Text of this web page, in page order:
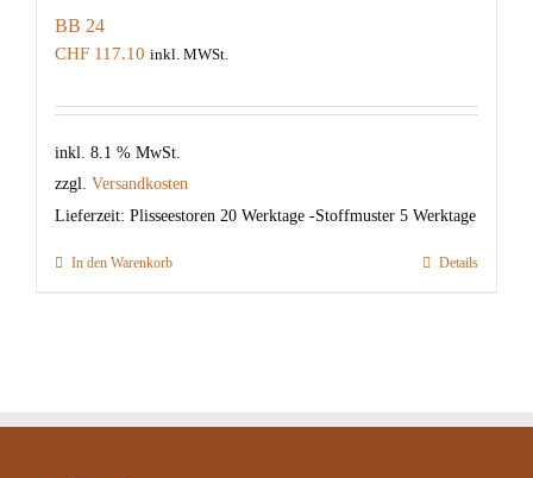
BB 24
CHF 117.10 inkl. MWSt.
inkl. 8.1 % MwSt.
zzgl. Versandkosten
Lieferzeit: Plisseestoren 20 Werktage -Stoffmuster 5 Werktage
In den Warenkorb Details